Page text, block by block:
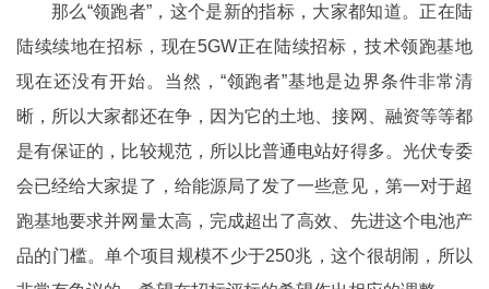
那么“领跑者”，这个是新的指标，大家都知道。正在陆
陆续续地在招标，现在5GW正在陆续招标，技术领跑基地
现在还没有开始。当然，“领跑者”基地是边界条件非常清
晰，所以大家都还在争，因为它的土地、接网、融资等等都
是有保证的，比较规范，所以比普通电站好得多。光伏专委
会已经给大家提了，给能源局了发了一些意见，第一对于超
跑基地要求并网量太高，完成超出了高效、先进这个电池产
品的门槛。单个项目规模不少于250兆，这个很胡闹，所以